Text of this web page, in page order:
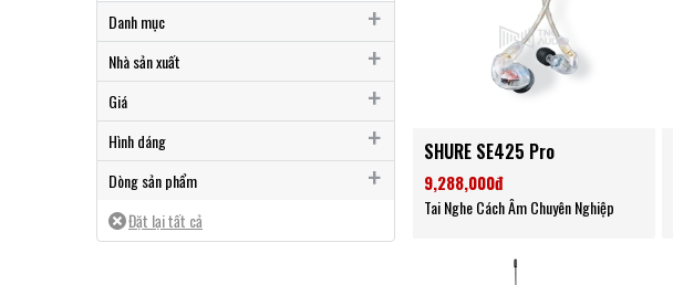
Danh mục
AXIENT DIGITAL PSM
PSM 300
PSM 900
Nhà sản xuất
Giá
Dưới 2 triệu
Từ 2 triệu đến 5 triệu
Hình dáng
Tai nghe in ear
Dòng sản phẩm
Axient Digital PSM
SHURE SE425 Pro
9,288,000đ
Tai Nghe Cách Âm Chuyên Nghiệp